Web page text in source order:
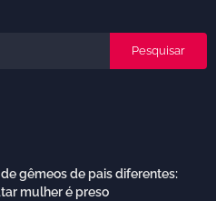
gêmeos de pais diferentes:
mulher é preso